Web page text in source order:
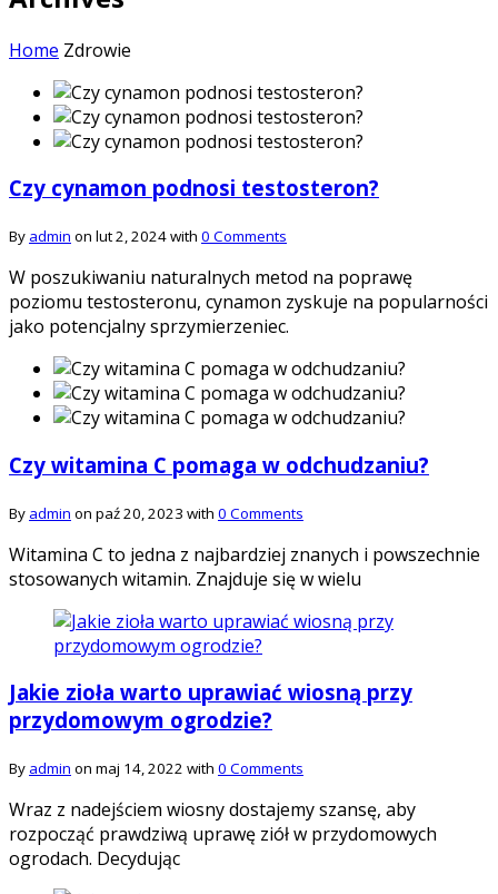
Home Zdrowie
Czy cynamon podnosi testosteron?
By admin on lut 2, 2024 with 0 Comments
W poszukiwaniu naturalnych metod na poprawę
poziomu testosteronu, cynamon zyskuje na popularności
jako potencjalny sprzymierzeniec.
Czy witamina C pomaga w odchudzaniu?
By admin on paź 20, 2023 with 0 Comments
Witamina C to jedna z najbardziej znanych i powszechnie
stosowanych witamin. Znajduje się w wielu
Jakie zioła warto uprawiać wiosną przy
przydomowym ogrodzie?
By admin on maj 14, 2022 with 0 Comments
Wraz z nadejściem wiosny dostajemy szansę, aby
rozpocząć prawdziwą uprawę ziół w przydomowych
ogrodach. Decydując